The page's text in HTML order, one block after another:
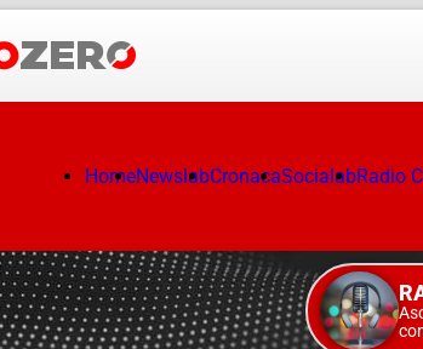
HomeNewslabCronacaSocialabRadio